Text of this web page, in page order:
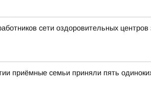
сети оздоровительных
приёмные семьи приняли пять